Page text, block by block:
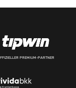
PREMIUM-PARTNER